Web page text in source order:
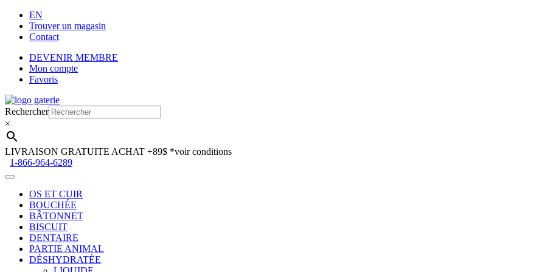
EN
Trouver un magasin
Contact
DEVENIR MEMBRE
Mon compte
Favoris
Aller
à
la
navigation
Aller
au
contenu
Rechercher
×
LIVRAISON GRATUITE ACHAT +89$ *voir conditions
1-866-964-6289
OS ET CUIR
BOUCHÉE
BÂTONNET
BISCUIT
DENTAIRE
PARTIE ANIMAL
DÉSHYDRATÉE